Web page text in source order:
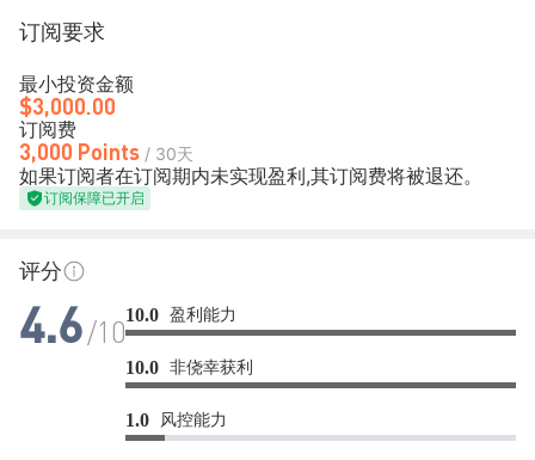
订阅要求
最小投资金额
$3,000.00
订阅费
3,000 Points / 30天
如果订阅者在订阅期内未实现盈利,其订阅费将被退还。
订阅保障已开启
评分
4.6/1010.0 盈利能力
10.0 非侥幸获利
1.0 风控能力